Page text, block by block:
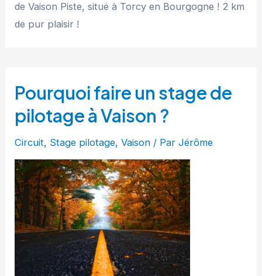
de Vaison Piste, situé à Torcy en Bourgogne ! 2 km
de pur plaisir !
Pourquoi faire un stage de
pilotage à Vaison ?
Circuit, Stage pilotage,Vaison / ParJérôme